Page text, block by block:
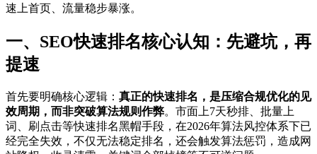
速上首页、流量稳步暴涨。
一、SEO快速排名核心认知：先避坑，再
提速
首先要明确核心逻辑： 真正的快速排名，是压缩合规优化的见
效周期，而非突破算法规则作弊。市面上7天秒排、批量上
词、刷点击等快速排名黑帽手段，在2026年算法风控体系下已
经完全失效，不仅无法稳定排名，还会触发算法惩罚，造成网